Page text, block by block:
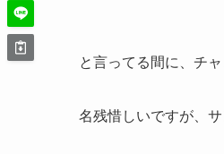
と言ってる間に、チ
名残惜しいですが、